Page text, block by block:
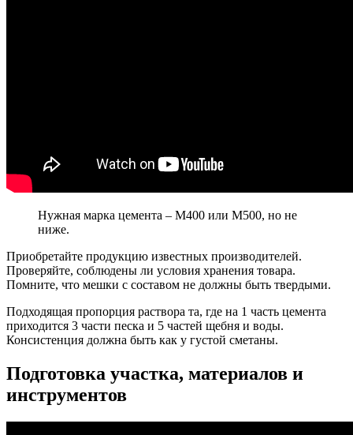
Нужная марка цемента – М400 или М500, но не
ниже.
Приобретайте продукцию известных производителей.
Проверяйте, соблюдены ли условия хранения товара.
Помните, что мешки с составом не должны быть твердыми.
Подходящая пропорция раствора та, где на 1 часть цемента
приходится 3 части песка и 5 частей щебня и воды.
Консистенция должна быть как у густой сметаны.
Подготовка участка, материалов и
инструментов